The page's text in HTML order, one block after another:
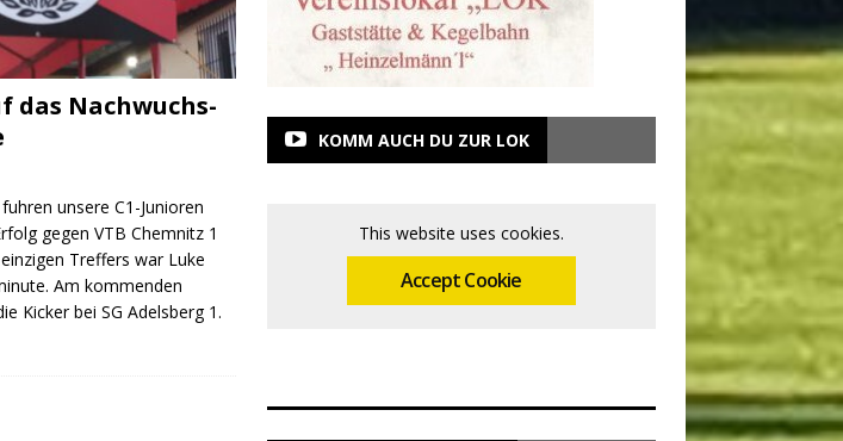
das Nachwuchs-
unsere C1-Junioren
gegen VTB Chemnitz 1
Treffers war Luke
Am kommenden
Kicker bei SG Adelsberg 1.
KOMM AUCH DU ZUR LOK
This website uses cookies.
Accept Cookie